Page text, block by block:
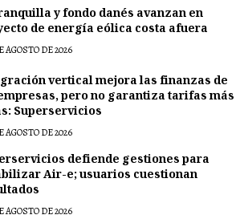
y fondo danés avanzan en
de energía eólica costa afuera
AGOSTO DE 2026
vertical mejora las finanzas de
pero no garantiza tarifas más
Superservicios
AGOSTO DE 2026
defiende gestiones para
Air-e; usuarios cuestionan
AGOSTO DE 2026